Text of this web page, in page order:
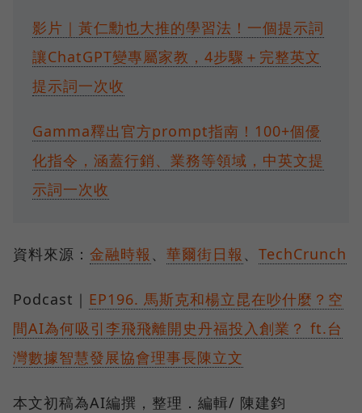
影片｜黃仁勳也大推的學習法！一個提示詞
讓ChatGPT變專屬家教，4步驟＋完整英文
提示詞一次收
Gamma釋出官方prompt指南！100+個優
化指令，涵蓋行銷、業務等領域，中英文提
示詞一次收
資料來源： 金融時報 華爾街日報 TechCrunch
Podcast｜ EP196. 馬斯克和楊立昆在吵什麼？空
間AI為何吸引李飛飛離開史丹福投入創業？ ft.台
灣數據智慧發展協會理事長陳立文
本文初稿為AI編撰，整理．編輯/ 陳建鈞